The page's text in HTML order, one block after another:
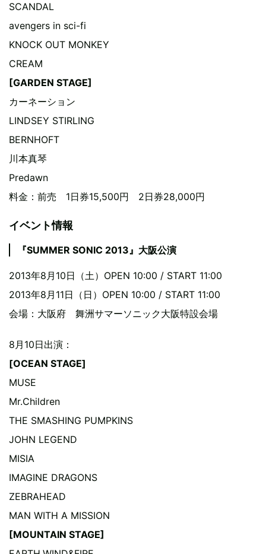
SCANDAL
avengers in sci-fi
KNOCK OUT MONKEY
CREAM
[GARDEN STAGE]
カーネーション
LINDSEY STIRLING
BERNHOFT
川本真琴
Predawn
料金：前売 1日券15,500円 2日券28,000円
イベント情報
『SUMMER SONIC 2013』大阪公演
2013年8月10日（土）OPEN 10:00 / START 11:00
2013年8月11日（日）OPEN 10:00 / START 11:00
会場：大阪府 舞洲サマーソニック大阪特設会場
8月10日出演：
[OCEAN STAGE]
MUSE
Mr.Children
THE SMASHING PUMPKINS
JOHN LEGEND
MISIA
IMAGINE DRAGONS
ZEBRAHEAD
MAN WITH A MISSION
[MOUNTAIN STAGE]